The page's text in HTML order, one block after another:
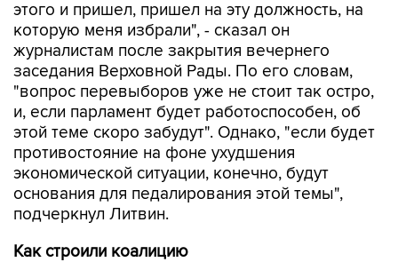
этого и пришел, пришел на эту должность, на
которую меня избрали", - сказал он
журналистам после закрытия вечернего
заседания Верховной Рады. По его словам,
"вопрос перевыборов уже не стоит так остро,
и, если парламент будет работоспособен, об
этой теме скоро забудут". Однако, "если будет
противостояние на фоне ухудшения
экономической ситуации, конечно, будут
основания для педалирования этой темы",
подчеркнул Литвин.
Как строили коалицию